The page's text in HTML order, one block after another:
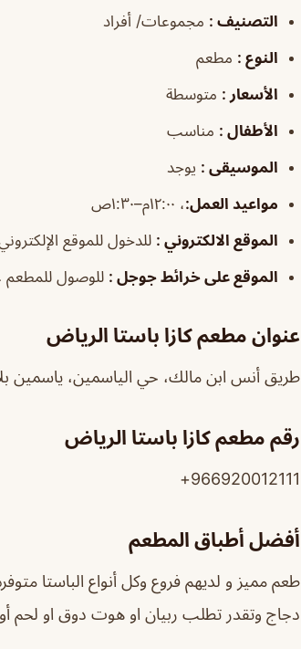
التصنيف : مجموعات/ أفراد
النوع : مطعم
الأسعار : متوسطة
الأطفال : مناسب
الموسيقى : يوجد
مواعيد العمل:، ١٢:٠٠م–١:٣٠ص
الموقع الالكتروني : للدخول للموقع
الموقع على خرائط جوجل : للوصول للمطعم
عنوان مطعم كازا باستا الرياض
طريق أنس ابن مالك، حي الياسمين، ياسمين
رقم مطعم كازا باستا الرياض
966920012111+
أفضل أطباق المطعم
طعم مميز و لديهم فروع وكل أنواع الباستا
دجاج وتقدر تطلب ربيان او هوت دوق او لحم